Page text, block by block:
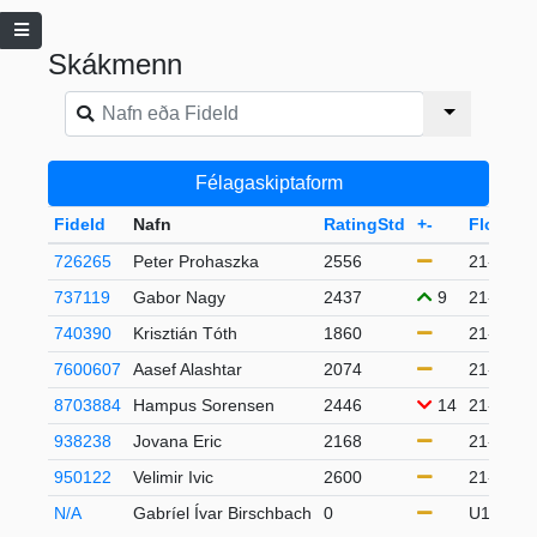
Skákmenn
Félagaskiptaform
FideId Nafn RatingStd +-
Flokkur
726265
Peter Prohaszka 2556
21-49
737119
Gabor Nagy 2437 9
21-49
740390
Krisztián Tóth 1860
21-49
7600607
Aasef Alashtar 2074
21-49
8703884
Hampus Sorensen 2446 14
21-49
938238
Jovana Eric 2168
21-49
950122
Velimir Ivic 2600
21-49
N/A
Gabríel Ívar Birschbach 0 U16